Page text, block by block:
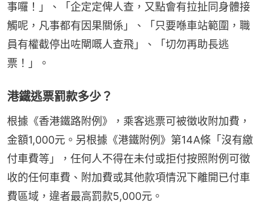
事囉！」、「企定定俾人查，又點會有拉扯同身體接
觸呢，凡事都有因果關係」、「只要喺車站範圍，職
員有權截停出咗閘嘅人查飛」、「切勿再助長逃
票！」。
港鐵逃票罰款多少？
根據《香港鐵路附例》，乘客逃票可被徵收附加費，
金額1,000元。另根據《港鐵附例》第14A條「沒有繳
付車費等」，任何人不得在未付或拒付按照附例可徵
收的任何車費、附加費或其他款項情況下離開已付車
費區域，違者最高罰款5,000元。